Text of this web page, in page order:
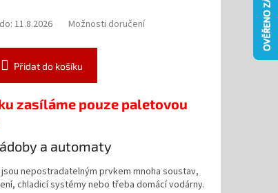
11.8.2026 Možnosti doručení
Přidat do košíku
zasíláme pouze paletovou
a automaty
jsou nepostradatelným prvkem mnoha soustav,
chladicí systémy nebo třeba domácí vodárny.